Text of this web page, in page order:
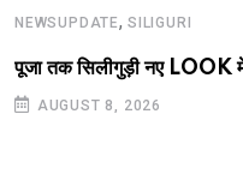
NEWSUPDATE, SILIGURI
पूजा तक सिलीगुड़ी नए LOOK
AUGUST 8, 2026